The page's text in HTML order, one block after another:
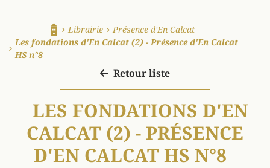
Accueil
Librairie
Présence d'En Calcat
Les fondations d'En Calcat (2) - Présence d'En Calcat
HS n°8
Retour liste
LES FONDATIONS D'EN
CALCAT (2) - PRÉSENCE
D'EN CALCAT HS N°8